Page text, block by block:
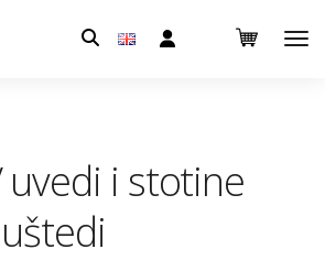
Pretraga:
uvedi i stotine